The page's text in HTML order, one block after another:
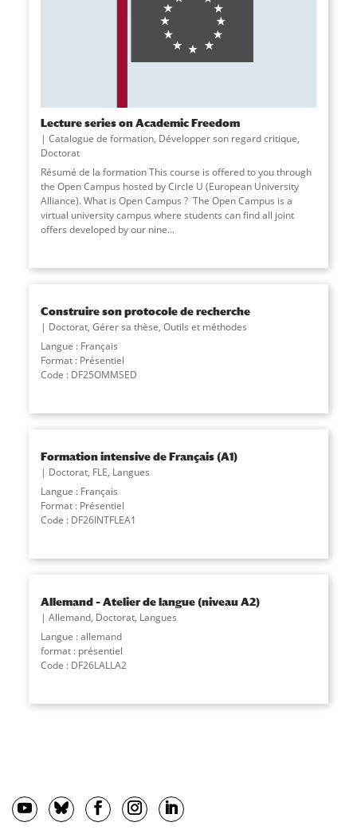
Lecture series on Academic Freedom
Catalogue de formation, Développer son regard critique,
Doctorat
Résumé de la formation This course is offered to you through
the Open Campus hosted by Circle U (European University
Alliance). What is Open Campus ? The Open Campus is a
virtual university campus where students can find all joint
offers developed by our nine...
Construire son protocole de recherche
Doctorat, Gérer sa thèse, Outils et méthodes
Langue : Français
Format : Présentiel
Code : DF25OMMSED
Formation intensive de Français (A1)
Doctorat, FLE, Langues
Langue : Français
Format : Présentiel
Code : DF26INTFLEA1
Allemand – Atelier de langue (niveau A2)
Allemand, Doctorat, Langues
Langue : allemand
format : présentiel
Code : DF26LALLA2